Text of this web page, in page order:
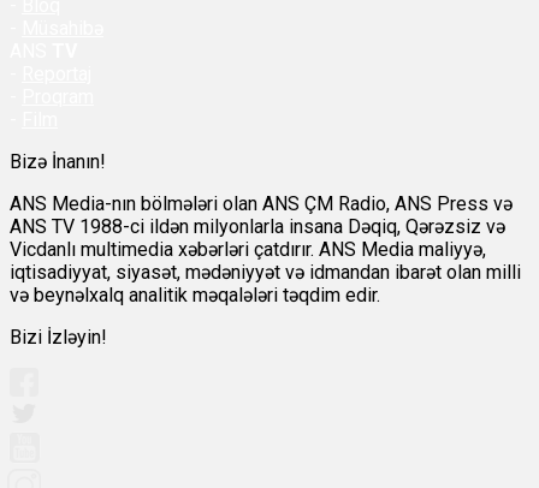
Bizə İnanın!
ANS Media-nın bölmələri olan ANS ÇM Radio, ANS Press və
ANS TV 1988-ci ildən milyonlarla insana Dəqiq, Qərəzsiz və
Vicdanlı multimedia xəbərləri çatdırır. ANS Media maliyyə,
iqtisadiyyat, siyasət, mədəniyyət və idmandan ibarət olan milli
və beynəlxalq analitik məqalələri təqdim edir.
Bizi İzləyin!